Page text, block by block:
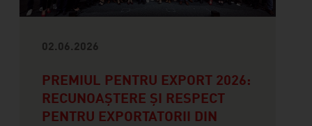
02.06.2026
PREMIUL PENTRU EXPORT 2026:
RECUNOAȘTERE ȘI RESPECT
PENTRU EXPORTATORII DIN